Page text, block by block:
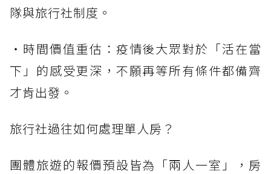
隊與旅行社制度。
・時間價值重估：疫情後大眾對於「活在當
下」的感受更深，不願再等所有條件都備齊
才肯出發。
旅行社過往如何處理單人房？
團體旅遊的報價預設皆為「兩人一室」，房